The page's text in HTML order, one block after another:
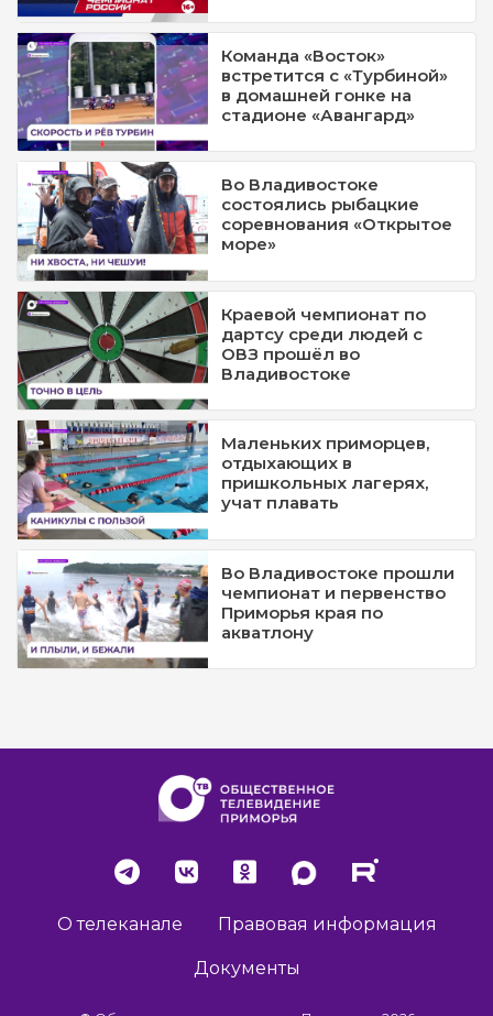
Команда «Восток»
встретится с «Турбиной»
в домашней гонке на
стадионе «Авангард»
Во Владивостоке
состоялись рыбацкие
соревнования «Открытое
море»
Краевой чемпионат по
дартсу среди людей с
ОВЗ прошёл во
Владивостоке
Маленьких приморцев,
отдыхающих в
пришкольных лагерях,
учат плавать
Во Владивостоке прошли
чемпионат и первенство
Приморья края по
акватлону
О телеканале Правовая информация
Документы